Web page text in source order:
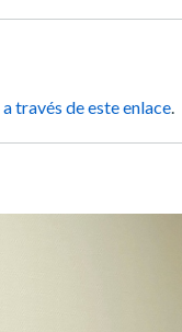
a través de este enlace.